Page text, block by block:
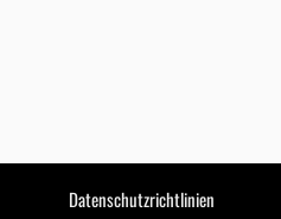
Datenschutzrichtlinien